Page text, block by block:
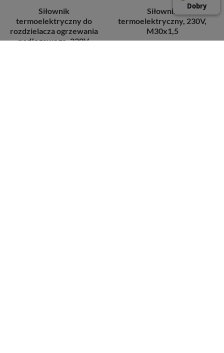
Siłownik
termoelektryczny do
rozdzielacza ogrzewania
podłogowego, 230V,
Siłownik
termoelektryczny, 230V,
M30x1,5